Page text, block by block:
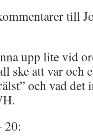
till
upp lite vid
ske att var och
och vad det
20: